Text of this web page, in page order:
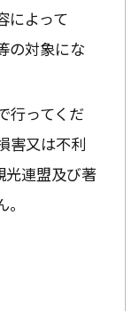
によって
の対象にな
行ってくだ
害又は不利
光連盟及び著